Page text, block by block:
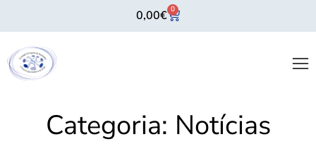
0,00€ 0
Categoria: Notícias